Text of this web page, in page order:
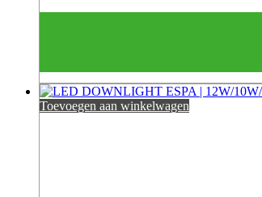
Toevoegen aan winkelwagen